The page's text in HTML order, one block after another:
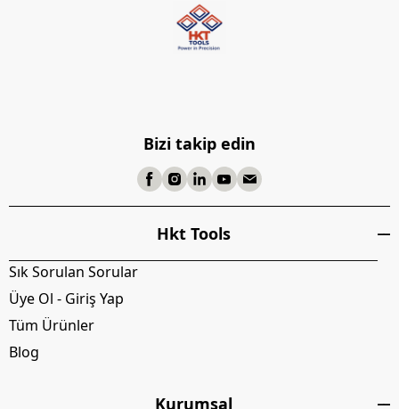
Bizi takip edin
Hkt Tools
Sık Sorulan Sorular
Üye Ol - Giriş Yap
Tüm Ürünler
Blog
Kurumsal